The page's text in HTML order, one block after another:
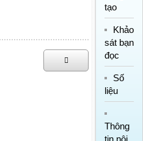
tạo
Khảo
sát bạn
đọc
Số
liệu
Thông
tin nội